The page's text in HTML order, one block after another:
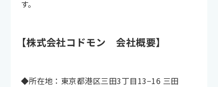
す。
【株式会社コドモン 会社概要】
◆所在地：東京都港区三田3丁目13−16 三田